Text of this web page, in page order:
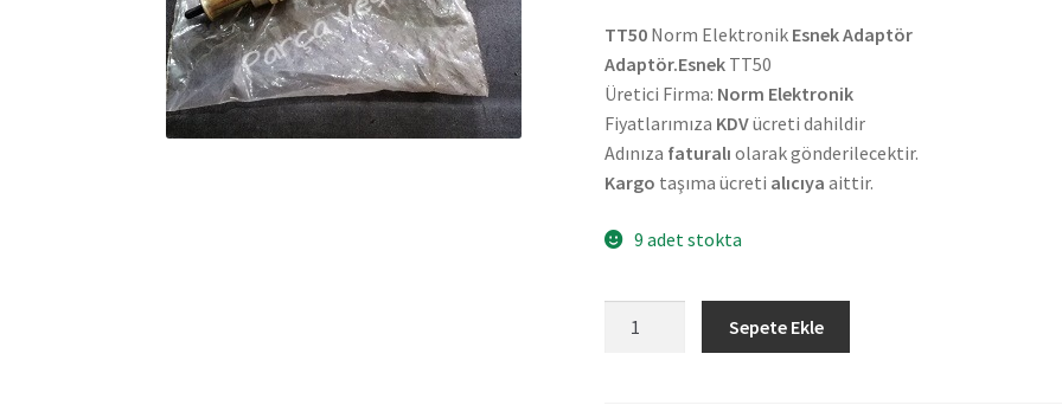
TT50 Norm Elektronik Esnek Adaptör
Adaptör.Esnek TT50
Üretici Firma: Norm Elektronik
Fiyatlarımıza KDVücreti dahildir
Adınıza faturalı olarak gönderilecektir.
Kargo taşıma ücreti alıcıya aittir.
9 adet stokta
Sepete Ekle